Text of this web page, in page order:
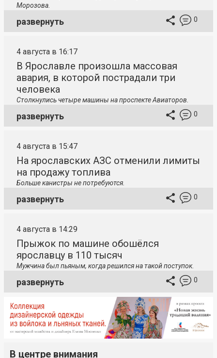
Морозова.
развернуть 0
4 августа в 16:17
В Ярославле произошла массовая
авария, в которой пострадали три
человека
Столкнулись четыре машины на проспекте Авиаторов.
развернуть 0
4 августа в 15:47
На ярославских АЗС отменили лимиты
на продажу топлива
Больше канистры не потребуются.
развернуть 0
4 августа в 14:29
Прыжок по машине обошёлся
ярославцу в 110 тысяч
Мужчина был пьяным, когда решился на такой поступок.
развернуть 0
В центре внимания